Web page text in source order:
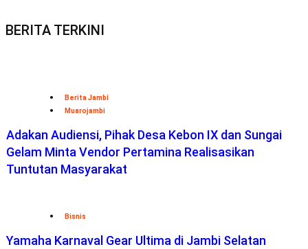
BERITA TERKINI
Berita Jambi
Muarojambi
Adakan Audiensi, Pihak Desa Kebon IX dan Sungai
Gelam Minta Vendor Pertamina Realisasikan
Tuntutan Masyarakat
Bisnis
Yamaha Karnaval Gear Ultima di Jambi Selatan